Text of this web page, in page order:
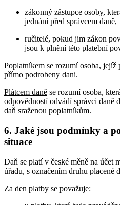
zákonný zástupce osoby,
jednání před správcem daně,
ručitelé, pokud jim zákon
jsou k plnění této platební
Poplatníkem se rozumí osoba,
přímo podrobeny dani.
Plátcem daně se rozumí osoba,
odpovědností odvádí správci daně
daň sraženou poplatníkům.
6. Jaké jsou podmínky a
situace
Daň se platí v české měně na účet
úřadu, s označením druhu placené
Za den platby se považuje: